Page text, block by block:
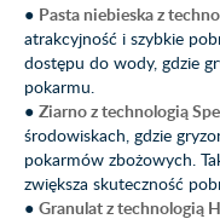
● Pasta niebieska z
atrakcyjność i szybkie
dostępu do wody, gdzie
pokarmu.
● Ziarno z technologią
środowiskach, gdzie
pokarmów zbożowych.
zwiększa skuteczność
● Granulat z technologią